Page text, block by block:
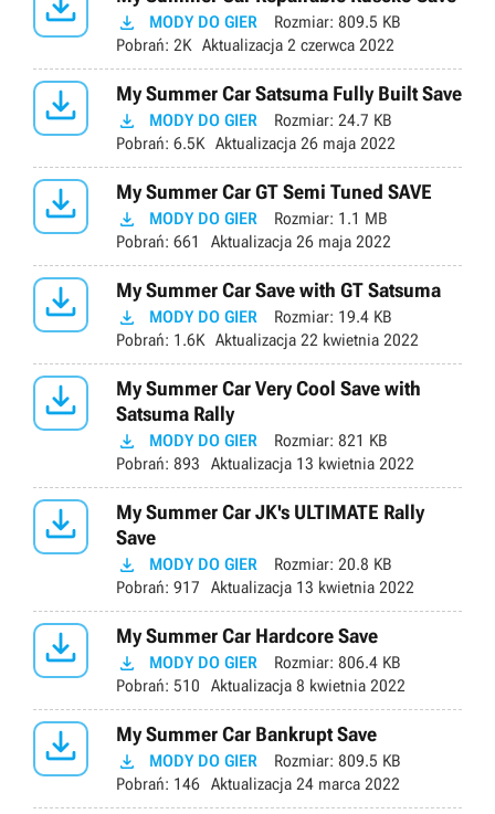
 MODY DO GIER Rozmiar: 809.5 KB
Pobrań: 2K Aktualizacja 2 czerwca 2022
 My Summer Car Satsuma Fully Built Save
 MODY DO GIER Rozmiar: 24.7 KB
Pobrań: 6.5K Aktualizacja 26 maja 2022
 My Summer Car GT Semi Tuned SAVE
 MODY DO GIER Rozmiar: 1.1 MB
Pobrań: 661 Aktualizacja 26 maja 2022
 My Summer Car Save with GT Satsuma
 MODY DO GIER Rozmiar: 19.4 KB
Pobrań: 1.6K Aktualizacja 22 kwietnia 2022

My Summer Car Very Cool Save with
Satsuma Rally
 MODY DO GIER Rozmiar: 821 KB
Pobrań: 893 Aktualizacja 13 kwietnia 2022

My Summer Car JK's ULTIMATE Rally
Save
 MODY DO GIER Rozmiar: 20.8 KB
Pobrań: 917 Aktualizacja 13 kwietnia 2022
 My Summer Car Hardcore Save
 MODY DO GIER Rozmiar: 806.4 KB
Pobrań: 510 Aktualizacja 8 kwietnia 2022
 My Summer Car Bankrupt Save
 MODY DO GIER Rozmiar: 809.5 KB
Pobrań: 146 Aktualizacja 24 marca 2022